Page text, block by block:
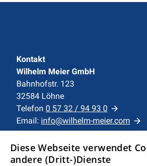
Kontakt
Wilhelm Meier GmbH
Bahnhofstr. 123
32584 Löhne
Telefon 0 57 32 / 94 93 0
Email: info@wilhelm-meier.com
Unternehmen
AGB
·Datenschutz
Diese Webseite verwendet
andere (Dritt-)Dienste